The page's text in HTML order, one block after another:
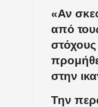
«Αν
από
στην
Την